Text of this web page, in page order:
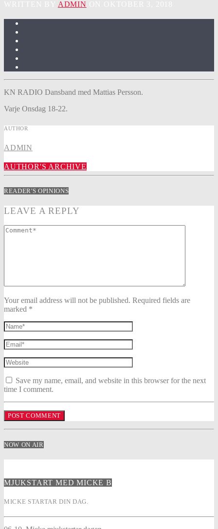
ADMIN
KN RADIO Dansband med Mattias Persson.
Varje Onsdag 18-22.
AUTHOR
ADMIN
AUTHOR'S ARCHIVE
READER'S OPINIONS
LEAVE A REPLY
Your email address will not be published. Required fields are
marked *
Save my name, email, and website in this browser for the next
time I comment.
NOW ON AIR
MJUKSTART MED MICKE B
MICKE STARTAR DIN DAG.